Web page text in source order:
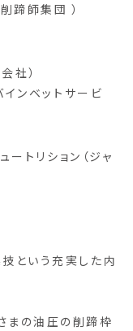
蹄師集団 ）
社）
ンベットサービ
トリション（ジャ
という充実した内
まの油圧の削蹄枠